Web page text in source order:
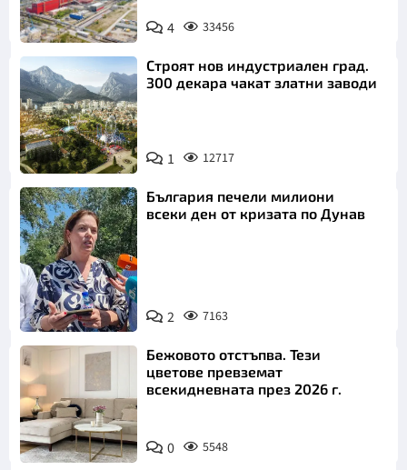
4 33456
Строят нов индустриален град.
300 декара чакат златни заводи
1 12717
Снимка: БТА
България печели милиони
всеки ден от кризата по Дунав
2 7163
Бежовото отстъпва. Тези
цветове превземат
всекидневната през 2026 г.
0 5548